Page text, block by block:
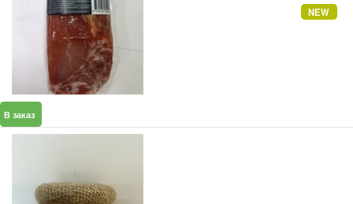
NEW
В заказ